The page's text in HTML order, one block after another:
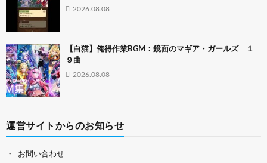
2026.08.08
【白猫】俺得作業BGM：鏡面のマギア・ガールズ １
９曲
2026.08.08
運営サイトからのお知らせ
お問い合わせ